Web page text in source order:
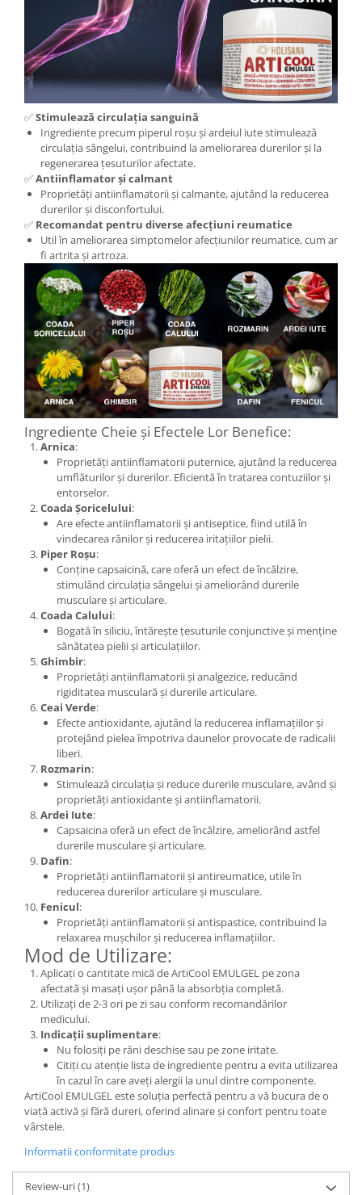
✅Stimulează circulația sanguină
Ingrediente precum piperul roșu și ardeiul iute stimulează
circulația sângelui, contribuind la ameliorarea durerilor și la
regenerarea țesuturilor afectate.
✅Antiinflamator și calmant
Proprietăți antiinflamatorii și calmante, ajutând la reducerea
durerilor și disconfortului.
✅ Recomandat pentru diverse afecțiuni reumatice
Util în ameliorarea simptomelor afecțiunilor reumatice, cum ar
fi artrita și artroza.
Ingrediente Cheie și Efectele Lor Benefice:
Arnica:
Proprietăți antiinflamatorii puternice, ajutând la reducerea
umflăturilor și durerilor. Eficientă în tratarea contuziilor și
entorselor.
Coada Șoricelului:
Are efecte antiinflamatorii și antiseptice, fiind utilă în
vindecarea rănilor și reducerea iritațiilor pielii.
Piper Roșu:
Conține capsaicină, care oferă un efect de încălzire,
stimulând circulația sângelui și ameliorând durerile
musculare și articulare.
Coada Calului:
Bogată în siliciu, întărește țesuturile conjunctive și menține
sănătatea pielii și articulațiilor.
Ghimbir:
Proprietăți antiinflamatorii și analgezice, reducând
rigiditatea musculară și durerile articulare.
Ceai Verde:
Efecte antioxidante, ajutând la reducerea inflamațiilor și
protejând pielea împotriva daunelor provocate de radicalii
liberi.
Rozmarin:
Stimulează circulația și reduce durerile musculare, având și
proprietăți antioxidante și antiinflamatorii.
Ardei Iute:
Capsaicina oferă un efect de încălzire, ameliorând astfel
durerile musculare și articulare.
Dafin:
Proprietăți antiinflamatorii și antireumatice, utile în
reducerea durerilor articulare și musculare.
Fenicul:
Proprietăți antiinflamatorii și antispastice, contribuind la
relaxarea mușchilor și reducerea inflamațiilor.
Mod de Utilizare:
Aplicați o cantitate mică de ArtiCool EMULGEL pe zona
afectată și masați ușor până la absorbția completă.
Utilizați de 2-3 ori pe zi sau conform recomandărilor
medicului.
Indicații suplimentare:
Nu folosiți pe răni deschise sau pe zone iritate.
Citiți cu atenție lista de ingrediente pentru a evita utilizarea
în cazul în care aveți alergii la unul dintre componente.
ArtiCool EMULGEL este soluția perfectă pentru a vă bucura de o
viață activă și fără dureri, oferind alinare și confort pentru toate
vârstele.
Informatii conformitate produs
Review-uri(1)